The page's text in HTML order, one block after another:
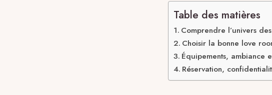
Table des matières
Comprendre l’univers
Choisir la bonne love
Équipements, ambiance
Réservation,